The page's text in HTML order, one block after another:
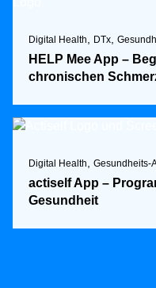
Digital Health DTx
HELP Mee App –
chronischen
Digital Health Gesundheits-
actiself App –
Gesundheit